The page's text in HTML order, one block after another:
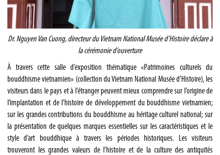
Dr. Nguyen Van Cuong, directeur du Vietnam National Musée d’Histoire déclare à
la cérémonie d’ouverture
À travers cette salle d’exposition thématique «Patrimoines culturels du
bouddhisme vietnamien» (collection du Vietnam National Musée d’Histoire), les
visiteurs dans le pays et à l’étranger peuvent mieux comprendre sur l’origine de
l’implantation et de l’histoire de développement du bouddhisme vietnamien;
sur les grandes contributions du bouddhisme au héritage culturel national; sur
la présentation de quelques marques essentielles sur les caractéristiques et le
style d’art bouddhique à travers les périodes historiques. Les visiteurs
trouveront les grandes valeurs de l’histoire et de la culture des antiquités